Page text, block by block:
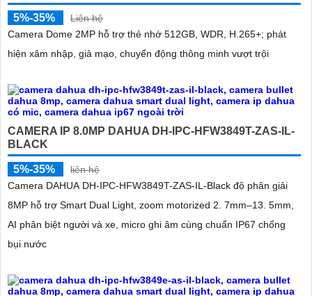
5%-35%
Liên hệ
Camera Dome 2MP hỗ trợ thẻ nhớ 512GB, WDR, H.265+; phát
hiện xâm nhập, giả mạo, chuyển động thông minh vượt trội
CAMERA IP 8.0MP DAHUA DH-IPC-HFW3849T-ZAS-IL-
BLACK
5%-35%
liên hệ
Camera DAHUA DH-IPC-HFW3849T-ZAS-IL-Black độ phân giải
8MP hỗ trợ Smart Dual Light, zoom motorized 2. 7mm–13. 5mm,
AI phân biệt người và xe, micro ghi âm cùng chuẩn IP67 chống
bụi nước